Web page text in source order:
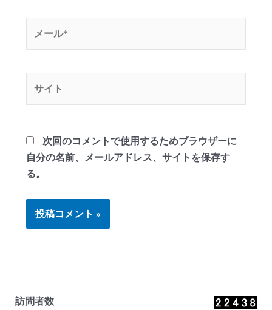
*
次回のコメントで使用するためブラウザーに
自分の名前、メールアドレス、サイトを保存す
る。
訪問者数